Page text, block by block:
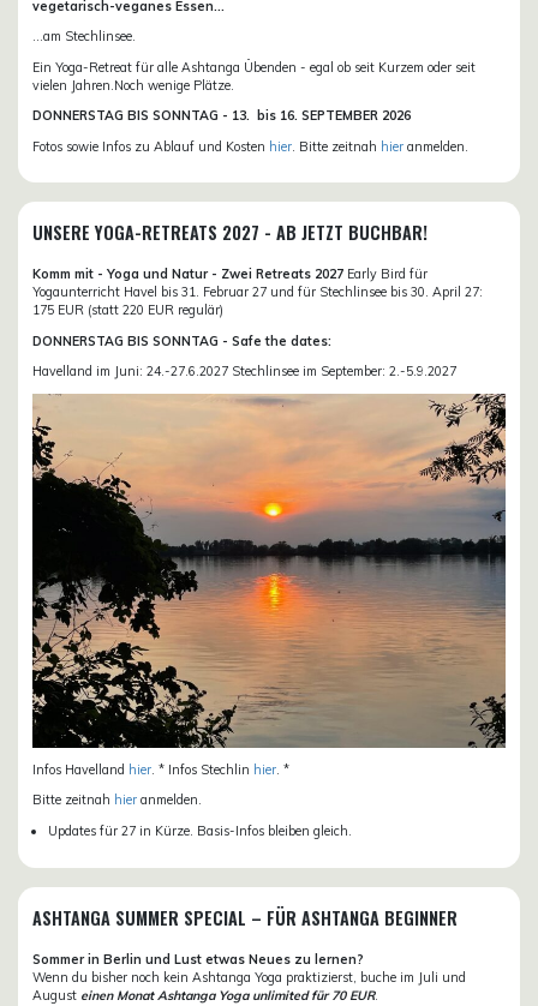
vegetarisch-veganes Essen...
...am Stechlinsee.
Ein Yoga-Retreat für alle Ashtanga Übenden - egal ob seit Kurzem oder seit
vielen Jahren.Noch wenige Plätze.
DONNERSTAG BIS SONNTAG - 13. bis 16. SEPTEMBER 2026
Fotos sowie Infos zu Ablauf und Kosten hier . Bitte zeitnah hier anmelden.
UNSERE YOGA-RETREATS 2027 - AB JETZT BUCHBAR!
Komm mit - Yoga und Natur - Zwei Retreats 2027 Early Bird für
Yogaunterricht Havel bis 31. Februar 27 und für Stechlinsee bis 30. April 27:
175 EUR (statt 220 EUR regulär)
DONNERSTAG BIS SONNTAG - Safe the dates:
Havelland im Juni: 24.-27.6.2027 Stechlinsee im September: 2.-5.9.2027
Infos Havelland hier . * Infos Stechlin hier . *
Bitte zeitnah hier anmelden.
Updates für 27 in Kürze. Basis-Infos bleiben gleich.
ASHTANGA SUMMER SPECIAL – FÜR ASHTANGA BEGINNER
Sommer in Berlin und Lust etwas Neues zu lernen?
Wenn du bisher noch kein Ashtanga Yoga praktizierst, buche im Juli und
August einen Monat Ashtanga Yoga unlimited für 70 EUR.